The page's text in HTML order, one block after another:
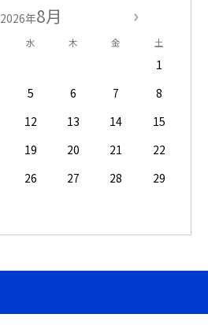
2026年8月
水 木 金 土
1
5 6 7
8
12 13 14
15
19 20 21
22
26 27 28
29